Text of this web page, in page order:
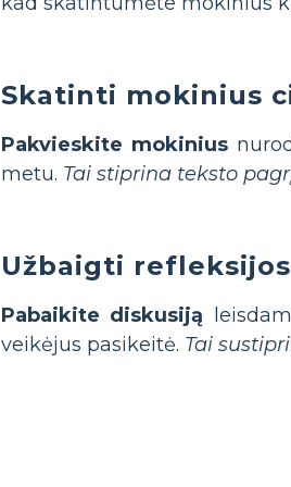
Skatinti mokinius
Pakvieskite mokinius
metu. Tai stiprina teksto
Užbaigti
Pabaikite diskusiją
veikėjus pasikeitė. Tai